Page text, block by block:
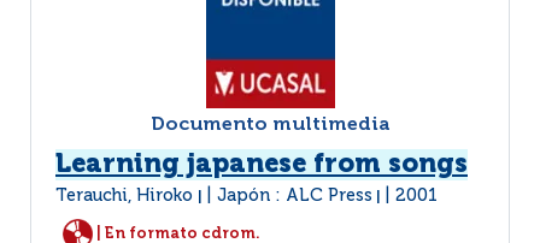
Documento multimedia
Learning japanese from songs
Terauchi, Hiroko Japón : ALC Press 2001
| En formato cdrom.